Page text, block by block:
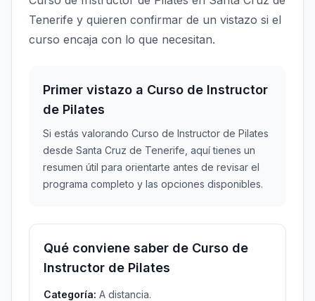
Tenerife y quieren confirmar de un vistazo si el
curso encaja con lo que necesitan.
Primer vistazo a Curso de Instructor
de Pilates
Si estás valorando Curso de Instructor de Pilates
desde Santa Cruz de Tenerife, aquí tienes un
resumen útil para orientarte antes de revisar el
programa completo y las opciones disponibles.
Qué conviene saber de Curso de
Instructor de Pilates
Categoría: A distancia.